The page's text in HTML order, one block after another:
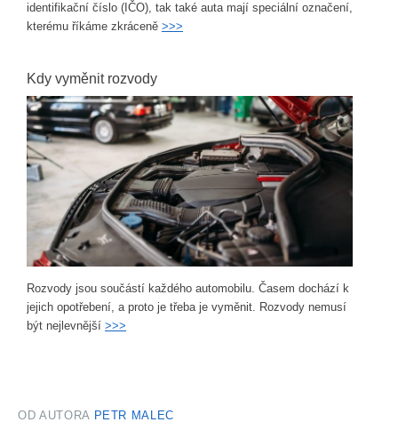
identifikační číslo (IČO), tak také auta mají speciální označení,
kterému říkáme zkráceně >>>
Kdy vyměnit rozvody
Rozvody jsou součástí každého automobilu. Časem dochází k
jejich opotřebení, a proto je třeba je vyměnit. Rozvody nemusí
být nejlevnější >>>
OD AUTORA PETR MALEC